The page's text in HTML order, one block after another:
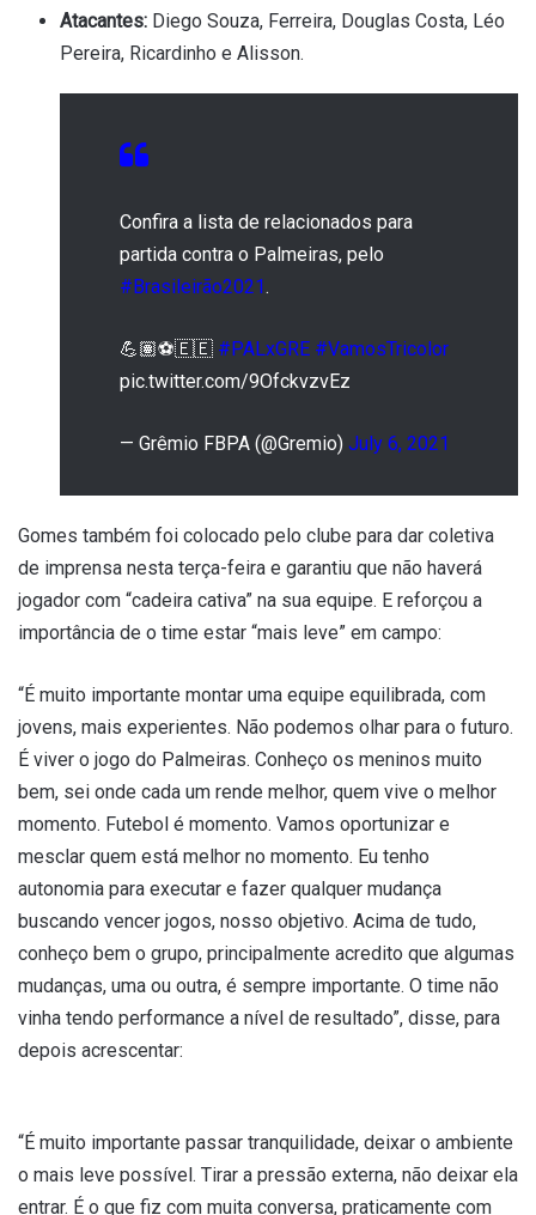
Atacantes: Diego Souza, Ferreira, Douglas Costa, Léo
Pereira, Ricardinho e Alisson.
Confira a lista de relacionados para
partida contra o Palmeiras, pelo
#Brasileirão2021.
💪🏽⚽🇪🇪 #PALxGRE #VamosTricolor
pic.twitter.com/9OfckvzvEz
— Grêmio FBPA (@Gremio) July 6, 2021
Gomes também foi colocado pelo clube para dar coletiva
de imprensa nesta terça-feira e garantiu que não haverá
jogador com “cadeira cativa” na sua equipe. E reforçou a
importância de o time estar “mais leve” em campo:
“É muito importante montar uma equipe equilibrada, com
jovens, mais experientes. Não podemos olhar para o futuro.
É viver o jogo do Palmeiras. Conheço os meninos muito
bem, sei onde cada um rende melhor, quem vive o melhor
momento. Futebol é momento. Vamos oportunizar e
mesclar quem está melhor no momento. Eu tenho
autonomia para executar e fazer qualquer mudança
buscando vencer jogos, nosso objetivo. Acima de tudo,
conheço bem o grupo, principalmente acredito que algumas
mudanças, uma ou outra, é sempre importante. O time não
vinha tendo performance a nível de resultado”, disse, para
depois acrescentar:
“É muito importante passar tranquilidade, deixar o ambiente
o mais leve possível. Tirar a pressão externa, não deixar ela
entrar. É o que fiz com muita conversa, praticamente com